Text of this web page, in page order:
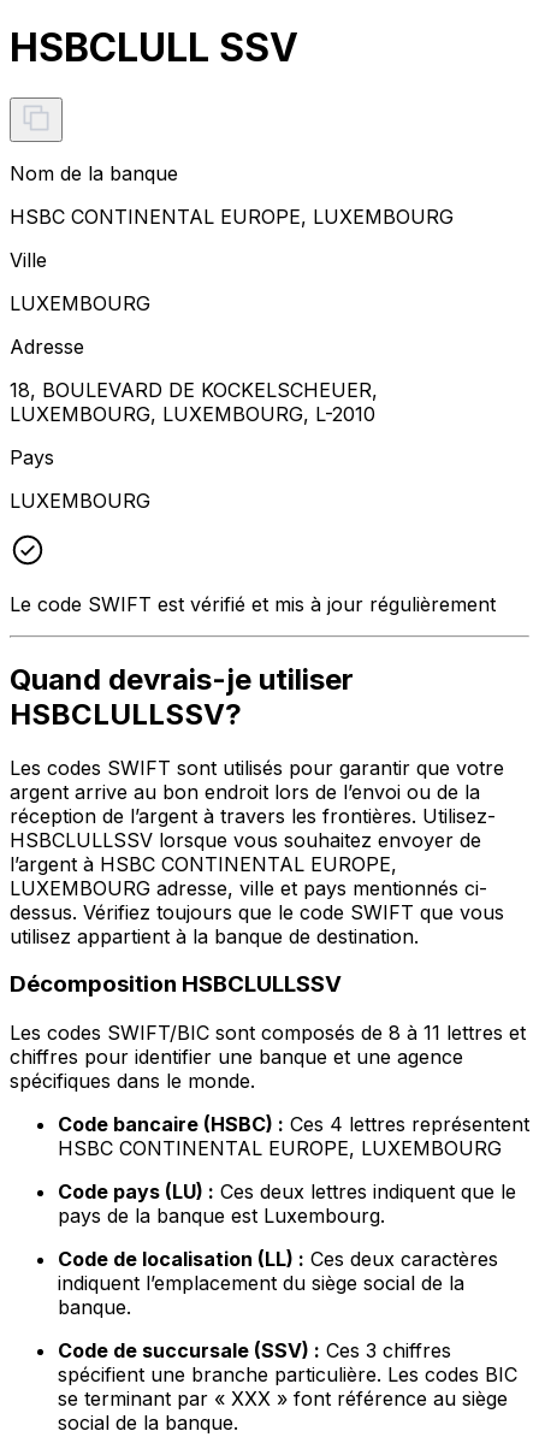
HSBCLULL SSV
Nom de la banque
HSBC CONTINENTAL EUROPE, LUXEMBOURG
Ville
LUXEMBOURG
Adresse
18, BOULEVARD DE KOCKELSCHEUER,
LUXEMBOURG, LUXEMBOURG, L-2010
Pays
LUXEMBOURG
Le code SWIFT est vérifié et mis à jour régulièrement
Quand devrais-je utiliser
HSBCLULLSSV?
Les codes SWIFT sont utilisés pour garantir que votre
argent arrive au bon endroit lors de l’envoi ou de la
réception de l’argent à travers les frontières. Utilisez-
HSBCLULLSSV lorsque vous souhaitez envoyer de
l’argent à HSBC CONTINENTAL EUROPE,
LUXEMBOURG adresse, ville et pays mentionnés ci-
dessus. Vérifiez toujours que le code SWIFT que vous
utilisez appartient à la banque de destination.
Décomposition HSBCLULLSSV
Les codes SWIFT/BIC sont composés de 8 à 11 lettres et
chiffres pour identifier une banque et une agence
spécifiques dans le monde.
Code bancaire (HSBC) : Ces 4 lettres représentent
HSBC CONTINENTAL EUROPE, LUXEMBOURG
Code pays (LU) : Ces deux lettres indiquent que le
pays de la banque est Luxembourg.
Code de localisation (LL) : Ces deux caractères
indiquent l’emplacement du siège social de la
banque.
Code de succursale (SSV) : Ces 3 chiffres
spécifient une branche particulière. Les codes BIC
se terminant par « XXX » font référence au siège
social de la banque.